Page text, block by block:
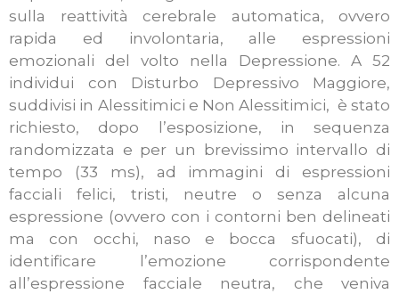
sulla reattività cerebrale automatica, ovvero
rapida ed involontaria, alle espressioni
emozionali del volto nella Depressione. A 52
individui con Disturbo Depressivo Maggiore,
suddivisi in Alessitimici e Non Alessitimici, è stato
richiesto, dopo l’esposizione, in sequenza
randomizzata e per un brevissimo intervallo di
tempo (33 ms), ad immagini di espressioni
facciali felici, tristi, neutre o senza alcuna
espressione (ovvero con i contorni ben delineati
ma con occhi, naso e bocca sfuocati), di
identificare l’emozione corrispondente
all’espressione facciale neutra, che veniva